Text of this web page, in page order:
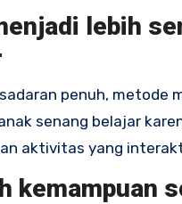
lebih
penuh, metode
senang belajar
aktivitas yang
kemampuan